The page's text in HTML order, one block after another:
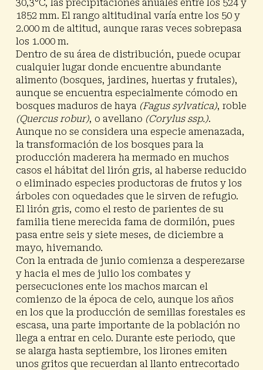
30,3°C, las precipitaciones anuales entre los 524 y
1852 mm. El rango altitudinal varía entre los 50 y
2.000 m de altitud, aunque raras veces sobrepasa
los 1.000 m.
Dentro de su área de distribución, puede ocupar
cualquier lugar donde encuentre abundante
alimento (bosques, jardines, huertas y frutales),
aunque se encuentra especialmente cómodo en
bosques maduros de haya (Fagus sylvatica), roble
(Quercus robur), o avellano (Corylus ssp.).
Aunque no se considera una especie amenazada,
la transformación de los bosques para la
producción maderera ha mermado en muchos
casos el hábitat del lirón gris, al haberse reducido
o eliminado especies productoras de frutos y los
árboles con oquedades que le sirven de refugio.
El lirón gris, como el resto de parientes de su
familia tiene merecida fama de dormilón, pues
pasa entre seis y siete meses, de diciembre a
mayo, hivernando.
Con la entrada de junio comienza a desperezarse
y hacia el mes de julio los combates y
persecuciones ente los machos marcan el
comienzo de la época de celo, aunque los años
en los que la producción de semillas forestales es
escasa, una parte importante de la población no
llega a entrar en celo. Durante este periodo, que
se alarga hasta septiembre, los lirones emiten
unos gritos que recuerdan al llanto entrecortado